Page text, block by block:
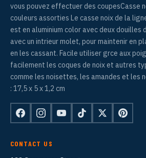
vous pouvez effectuer des coupesCasse
couleurs assorties Le casse noix de la
est en aluminium color avec deux
avec un intrieur molet, pour maintenir en
en les cassant. Facile utiliser grce aux
facilement les coques de noix et autres
comme les noisettes, les amandes et les
: 17,5 x 5 x 1,2 cm
CONTACT US